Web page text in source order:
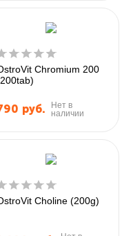
Chromium 200
руб.
Нет в
наличии
Choline (200g)